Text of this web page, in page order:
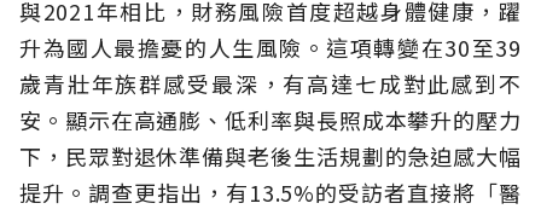
與2021年相比，財務風險首度超越身體健康，躍
升為國人最擔憂的人生風險。這項轉變在30至39
歲青壯年族群感受最深，有高達七成對此感到不
安。顯示在高通膨、低利率與長照成本攀升的壓力
下，民眾對退休準備與老後生活規劃的急迫感大幅
提升。調查更指出，有13.5%的受訪者直接將「醫